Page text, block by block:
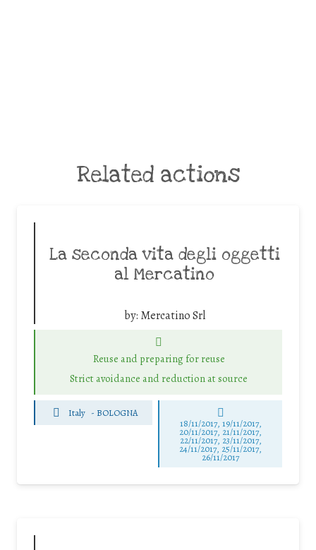
Related actions
La seconda vita degli oggetti
al Mercatino
by: Mercatino Srl
Reuse and preparing for reuse
Strict avoidance and reduction at source
Italy - BOLOGNA
18/11/2017, 19/11/2017,
20/11/2017, 21/11/2017,
22/11/2017, 23/11/2017,
24/11/2017, 25/11/2017,
26/11/2017